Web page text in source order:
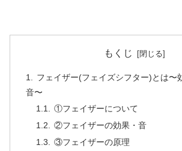
もくじ
フェイザー(フェイズシフター)とは〜
音〜
①フェイザーについて
②フェイザーの効果・音
③フェイザーの原理